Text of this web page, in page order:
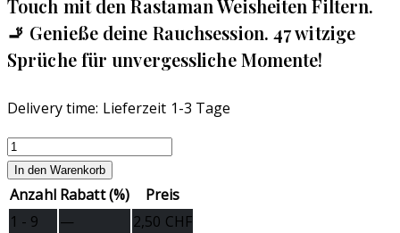
Touch mit den Rastaman Weisheiten Filtern.
🚬 Genieße deine Rauchsession. 47 witzige
Sprüche für unvergessliche Momente!
Delivery time: Lieferzeit 1-3 Tage
Rastaman
Weisheiten
Filter
Menge
In den Warenkorb
Anzahl Rabatt (%)
Preis
1 - 9
— 2,50 CHF